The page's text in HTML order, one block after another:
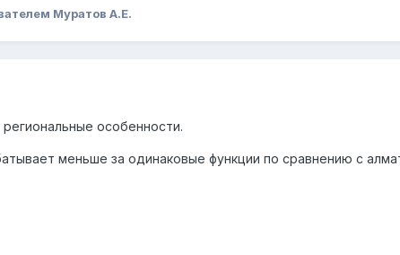
Муратов А.Е.
особенности.
меньше за одинаковые функции по сравнению с